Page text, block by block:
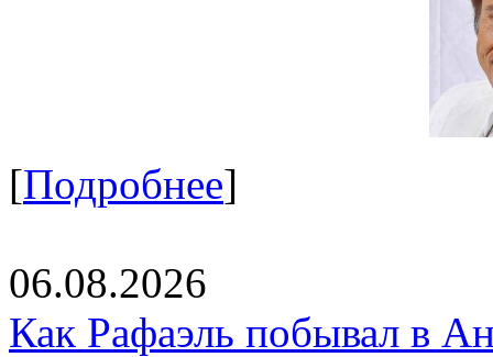
[Подробнее]
06.08.2026
Как Рафаэль побывал в